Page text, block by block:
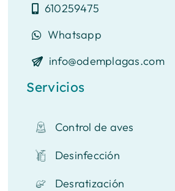
610259475
Whatsapp
info@odemplagas.com
Servicios
Control de aves
Desinfección
Desratización